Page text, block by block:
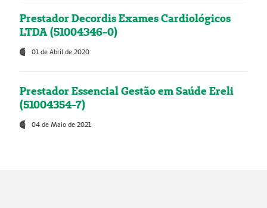
Prestador Decordis Exames Cardiológicos
LTDA (51004346-0)
01 de Abril de 2020
Prestador Essencial Gestão em Saúde Ereli
(51004354-7)
04 de Maio de 2021